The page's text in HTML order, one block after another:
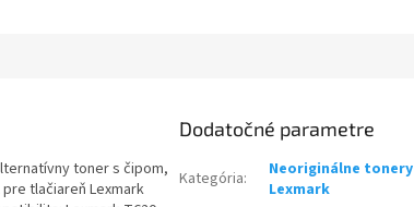
toner s čipom,
tlačiareň Lexmark
Dodatočné parametre
Kategória:
Neoriginálne tonery
Lexmark